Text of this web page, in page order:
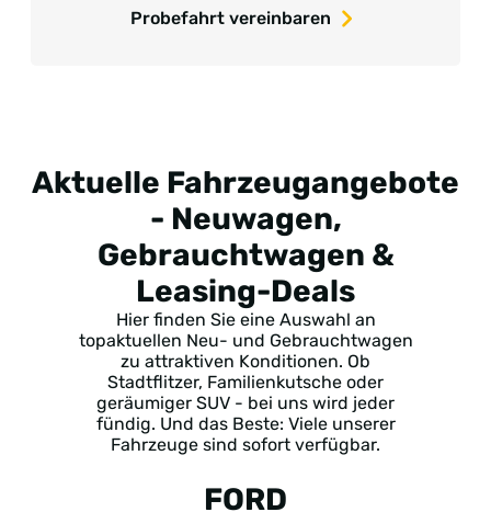
Probefahrt vereinbaren
Aktuelle Fahrzeugangebote
- Neuwagen,
Gebrauchtwagen &
Leasing-Deals
Hier finden Sie eine Auswahl an
topaktuellen Neu- und Gebrauchtwagen
zu attraktiven Konditionen. Ob
Stadtflitzer, Familienkutsche oder
geräumiger SUV - bei uns wird jeder
fündig. Und das Beste: Viele unserer
Fahrzeuge sind sofort verfügbar.
FORD